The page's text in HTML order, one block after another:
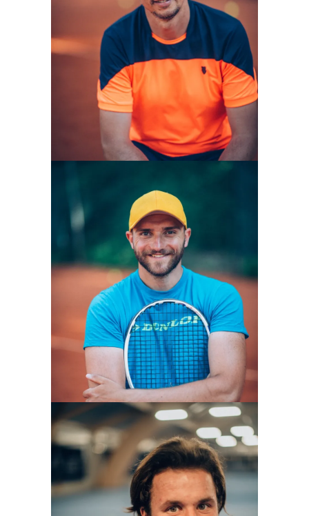
VILISLAV VASSILEV
Geschäftsführer und Trainer
Mehr erfahren